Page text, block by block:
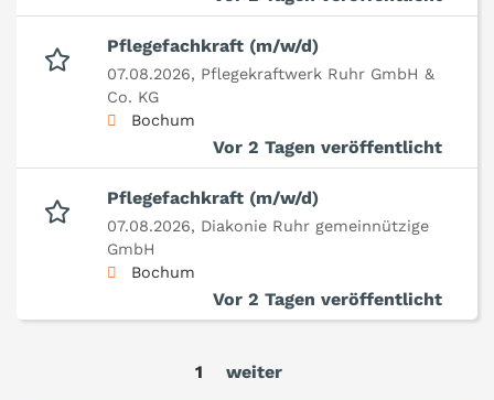
Pflegefachkraft (m/w/d)
07.08.2026, Pflegekraftwerk Ruhr GmbH &
Co. KG
Bochum
Vor 2 Tagen veröffentlicht
Pflegefachkraft (m/w/d)
07.08.2026, Diakonie Ruhr gemeinnützige
GmbH
Bochum
Vor 2 Tagen veröffentlicht
1 weiter